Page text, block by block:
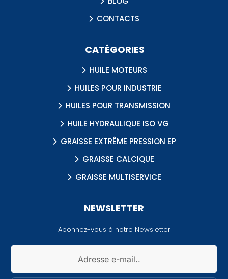
CONTACTS
CATÉGORIES
HUILE MOTEURS
HUILES POUR INDUSTRIE
HUILES POUR TRANSMISSION
HUILE HYDRAULIQUE ISO VG
GRAISSE EXTRÊME PRESSION EP
GRAISSE CALCIQUE
GRAISSE MULTISERVICE
NEWSLETTER
Abonnez-vous à notre Newsletter